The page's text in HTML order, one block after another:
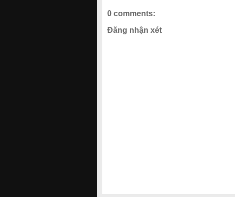
0 comments:
Đăng nhận xét